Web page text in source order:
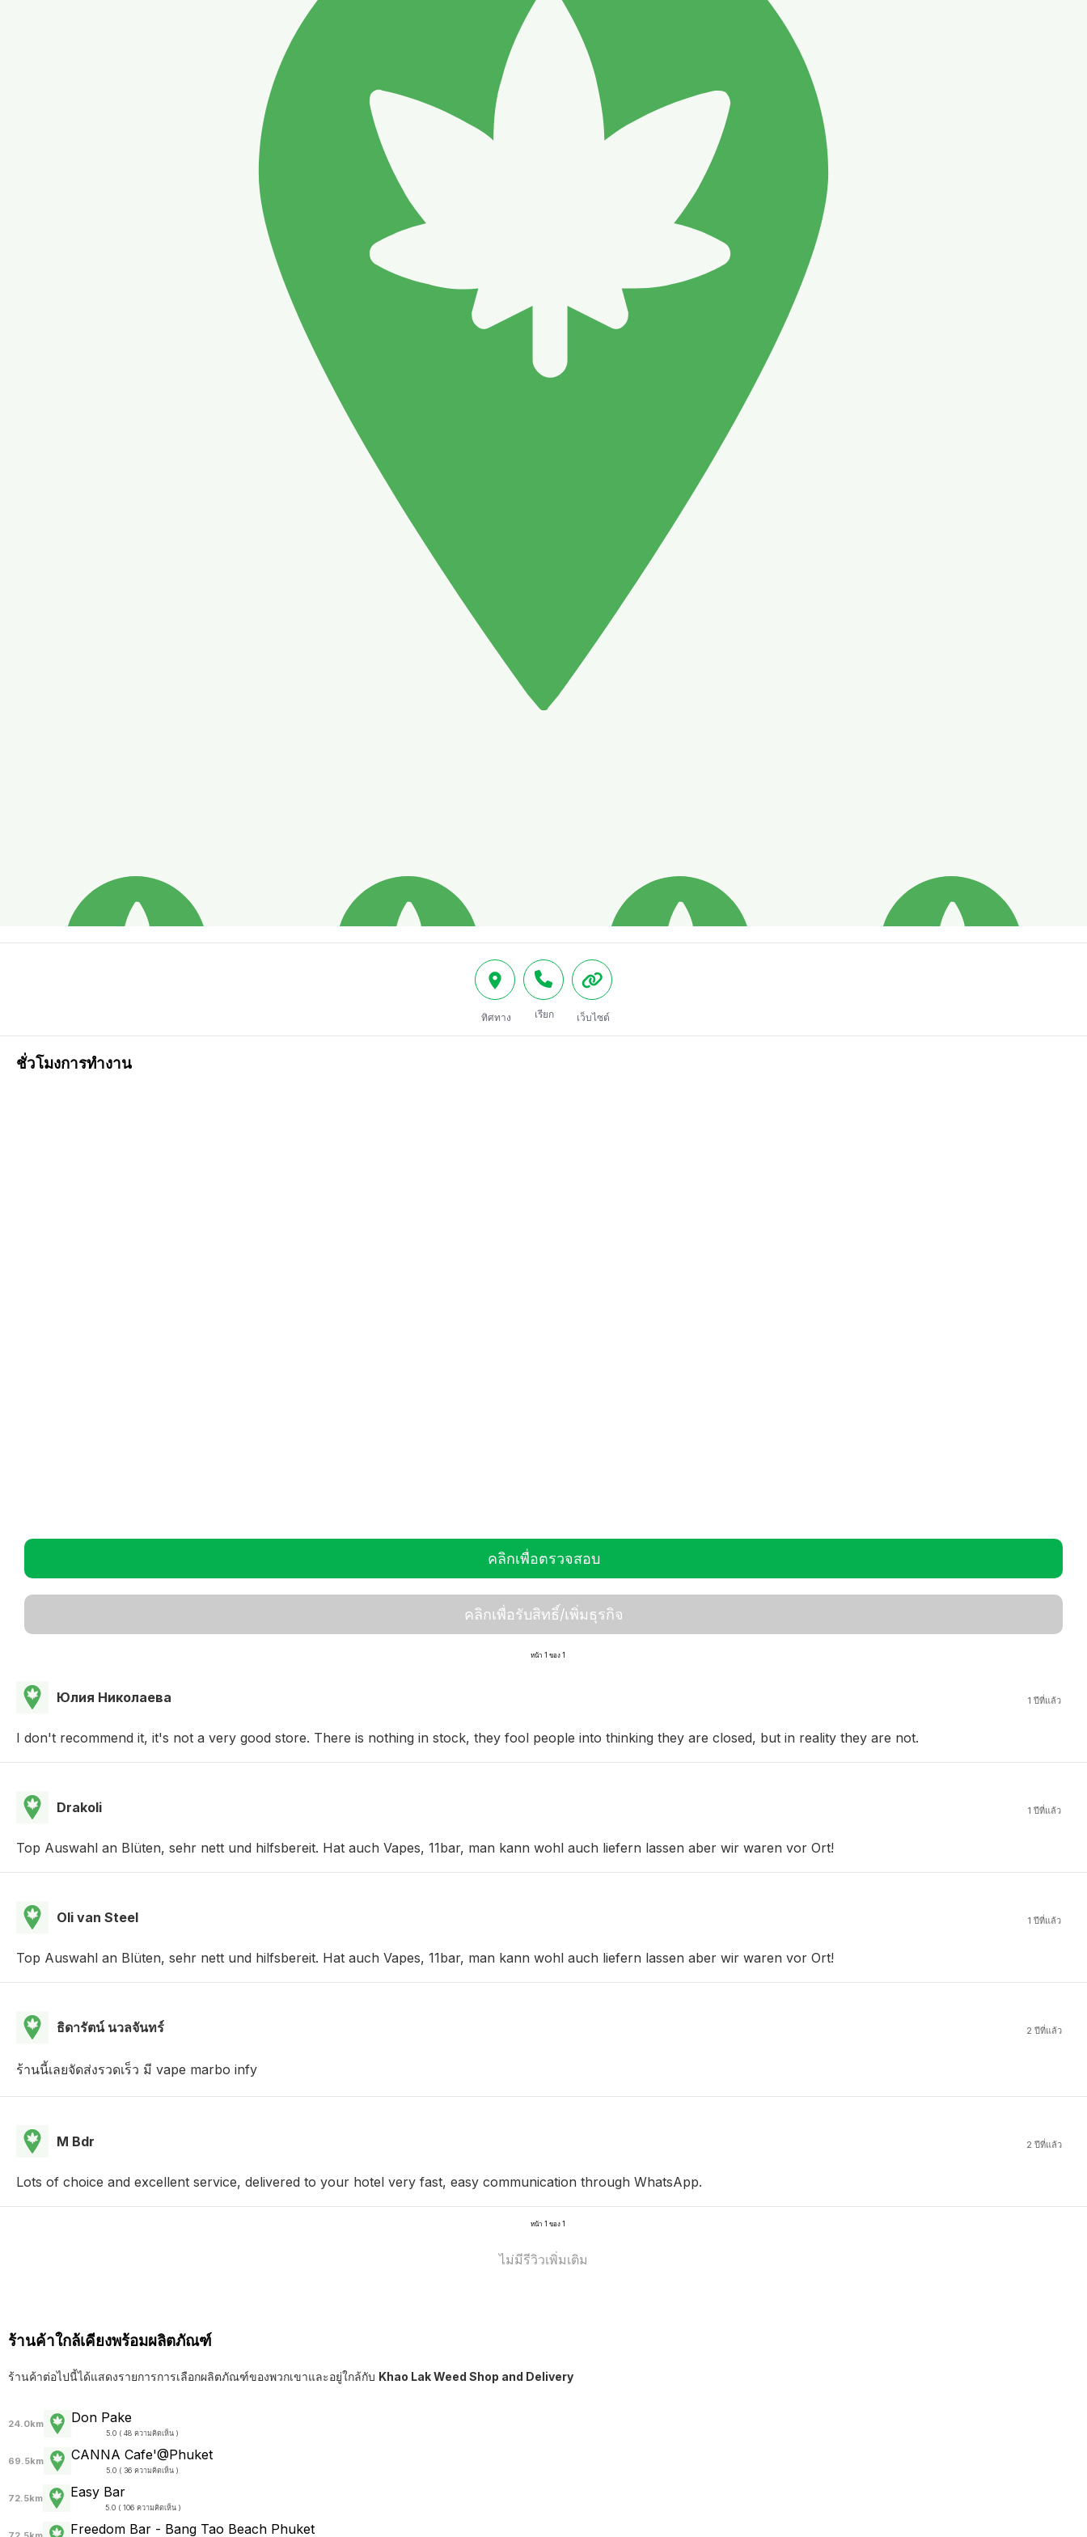
ทิศทาง เรียก เว็บไซต์
ชั่วโมงการทำงาน
คลิกเพื่อตรวจสอบ
คลิกเพื่อรับสิทธิ์/เพิ่มธุรกิจ
หน้า 1 ของ 1
Юлия Николаева 1 ปีที่แล้ว
I don't recommend it, it's not a very good store. There is nothing in stock, they fool people into thinking they are closed, but in reality they are not.
Drakoli 1 ปีที่แล้ว
Top Auswahl an Blüten, sehr nett und hilfsbereit. Hat auch Vapes, 11bar, man kann wohl auch liefern lassen aber wir waren vor Ort!
Oli van Steel 1 ปีที่แล้ว
Top Auswahl an Blüten, sehr nett und hilfsbereit. Hat auch Vapes, 11bar, man kann wohl auch liefern lassen aber wir waren vor Ort!
ธิดารัตน์ นวลจันทร์ 2 ปีที่แล้ว
ร้านนี้เลยจัดส่งรวดเร็ว มี vape marbo infy
M Bdr 2 ปีที่แล้ว
Lots of choice and excellent service, delivered to your hotel very fast, easy communication through WhatsApp.
หน้า 1 ของ 1
ไม่มีรีวิวเพิ่มเติม
ร้านค้าใกล้เคียงพร้อมผลิตภัณฑ์
ร้านค้าต่อไปนี้ได้แสดงรายการการเลือกผลิตภัณฑ์ของพวกเขาและอยู่ใกล้กับ Khao Lak Weed Shop and Delivery
24.0km Don Pake
5.0 ( 48 ความคิดเห็น )
69.5km CANNA Cafe'@Phuket
5.0 ( 36 ความคิดเห็น )
72.5km Easy Bar
5.0 ( 106 ความคิดเห็น )
Freedom Bar - Bang Tao Beach Phuket